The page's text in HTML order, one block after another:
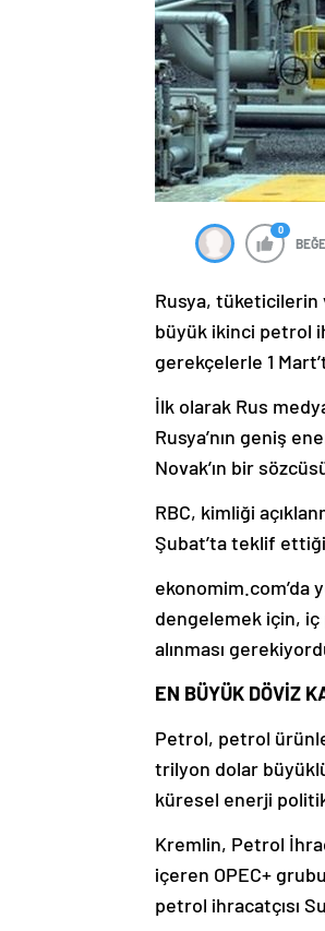
0
Rusya, tüketicilerin
büyük ikinci petrol
gerekçelerle 1
İlk olarak Rus
Rusya’nın geniş
Novak’ın bir
RBC, kimliği
Şubat’ta teklif ettiği
ekonomim.com’da
dengelemek için, iç
alınması
EN BÜYÜK DÖVİZ
Petrol, petrol
trilyon dolar
küresel enerji
Kremlin, Petrol
içeren OPEC+
petrol ihracatçısı